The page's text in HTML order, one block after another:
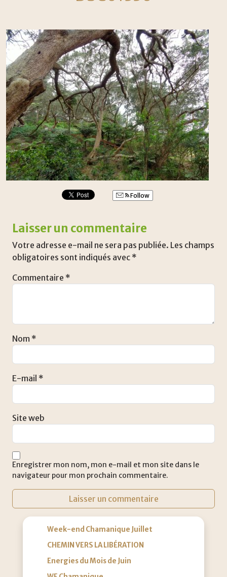
Follow
Laisser un commentaire
Votre adresse e-mail ne sera pas publiée. Les champs
obligatoires sont indiqués avec *
Commentaire *
Nom *
E-mail *
Site web
Enregistrer mon nom, mon e-mail et mon site dans le
navigateur pour mon prochain commentaire.
Week-end Chamanique Juillet
CHEMIN VERS LA LIBÉRATION
Energies du Mois de Juin